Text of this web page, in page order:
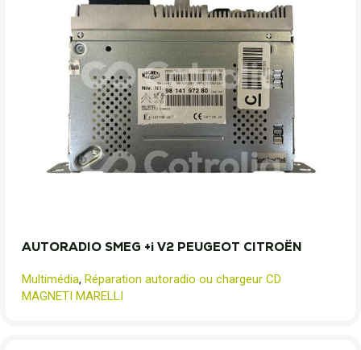
AUTORADIO SMEG +i V2 PEUGEOT CITROËN
Multimédia, Réparation autoradio ou chargeur CD
MAGNETI MARELLI